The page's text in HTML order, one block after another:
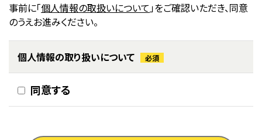
事前に「個人情報の取扱いについて」をご確認いただき、同意
のうえお進みください。
個人情報の取り扱いについて 必須
同意する